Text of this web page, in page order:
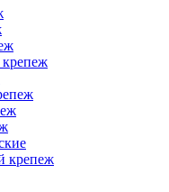
крепеж